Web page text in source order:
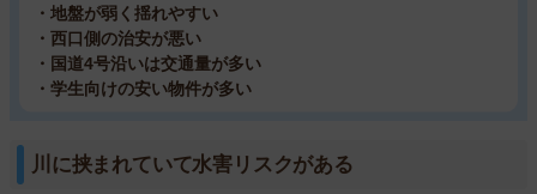
・地盤が弱く揺れやすい
・西口側の治安が悪い
・国道4号沿いは交通量が多い
・学生向けの安い物件が多い
川に挟まれていて水害リスクがある